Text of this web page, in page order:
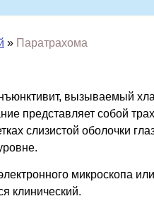
» Паратрахома
вызываемый
представляет собой
слизистой оболочки
микроскопа
клинический.